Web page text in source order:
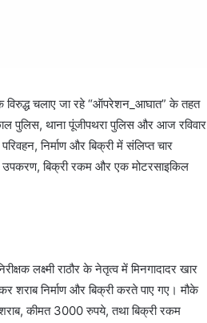
विरुद्ध चलाए जा रहे “ऑपरेशन_आघात” के तहत
पुलिस, थाना पूंजीपथरा पुलिस और आज रविवार
निर्माण और बिक्री में संलिप्त चार
उपकरण, बिक्री रकम और एक मोटरसाइकिल
लक्ष्मी राठौर के नेतृत्व में मिनगादादर खार
शराब निर्माण और बिक्री करते पाए गए। मौके
कीमत 3000 रुपये, तथा बिक्री रकम